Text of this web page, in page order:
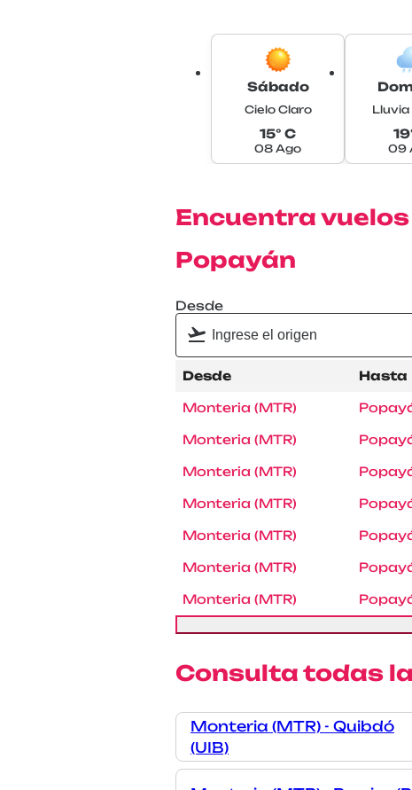
Sábado
Cielo Claro
15° C
08 Ago 09
Encuentra
Popayán
Desde
Desde Hasta
Monteria (MTR)
Monteria (MTR)
Monteria (MTR)
Monteria (MTR)
Monteria (MTR)
Monteria (MTR)
Monteria (MTR)
Consulta todas
Monteria (MTR) - Quibdó
(UIB)